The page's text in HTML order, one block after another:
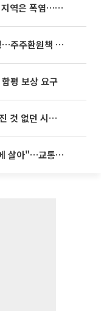
동해안은 시간당 80㎜ 폭우, 그 외 지역은 폭염…‘극과 극 날씨’
SK하이닉스, 분기배당 375원 확정…주주환원책 9월로 앞당겨 발표
평 보상 요구
임영웅, 어느덧 데뷔 10주년⋯"가진 것 없던 시절, 내 앞엔 20명의 팬뿐"
'굿 윌 헌팅' 배우 "기아 EV2 덕분에 살아"…교통사고 후 안전성 극찬